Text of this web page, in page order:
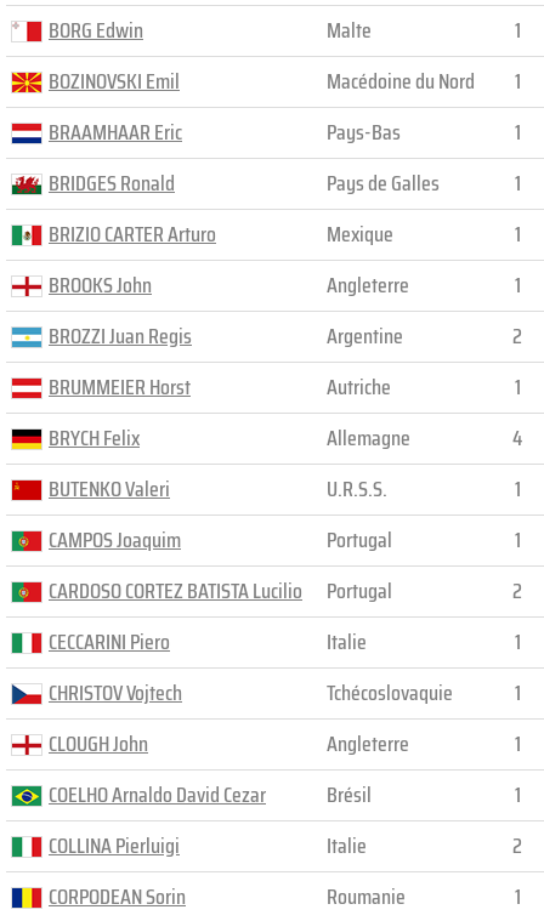
BORG Edwin
BOZINOVSKI Emil
BRAAMHAAR Eric
BRIDGES Ronald
BRIZIO CARTER Arturo
BROOKS John
BROZZI Juan Regis
BRUMMEIER Horst
BRYCH Felix
BUTENKO Valeri
CAMPOS Joaquim
CARDOSO CORTEZ BATISTA Lucilio
CECCARINI Piero
CHRISTOV Vojtech
CLOUGH John
COELHO Arnaldo David Cezar
COLLINA Pierluigi
CORPODEAN Sorin
Malte
1
Macédoine du Nord
1
Pays-Bas
1
Pays de Galles
1
Mexique
1
Angleterre
1
Argentine
2
Autriche
1
Allemagne
4
U.R.S.S.
1
Portugal
1
Portugal
2
Italie
1
Tchécoslovaquie
1
Angleterre
1
Brésil
1
Italie
2
Roumanie
1